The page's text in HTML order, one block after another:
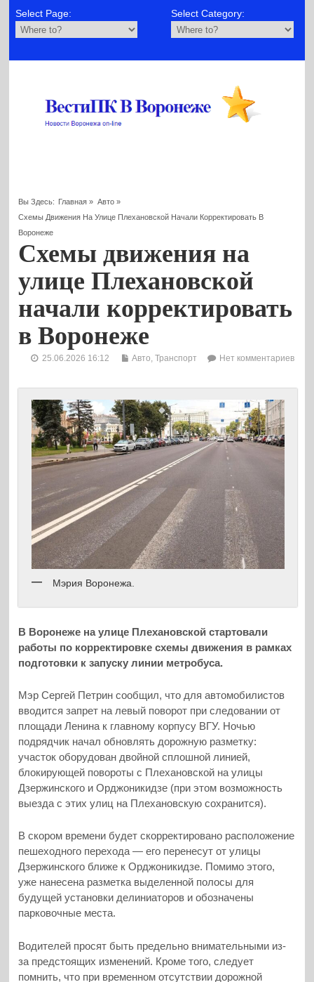
Select Page: Select Category:
Вы Здесь: Главная » Авто»
Схемы Движения На Улице Плехановской Начали Корректировать В
Воронеже
Схемы движения на
улице Плехановской
начали корректировать
в Воронеже
25.06.2026 16:12 Авто ,Транспорт Нет комментариев
Мэрия Воронежа.
В Воронеже на улице Плехановской стартовали
работы по корректировке схемы движения в рамках
подготовки к запуску линии метробуса.
Мэр Сергей Петрин сообщил, что для автомобилистов
вводится запрет на левый поворот при следовании от
площади Ленина к главному корпусу ВГУ. Ночью
подрядчик начал обновлять дорожную разметку:
участок оборудован двойной сплошной линией,
блокирующей повороты с Плехановской на улицы
Дзержинского и Орджоникидзе (при этом возможность
выезда с этих улиц на Плехановскую сохранится).
В скором времени будет скорректировано расположение
пешеходного перехода — его перенесут от улицы
Дзержинского ближе к Орджоникидзе. Помимо этого,
уже нанесена разметка выделенной полосы для
будущей установки делиниаторов и обозначены
парковочные места.
Водителей просят быть предельно внимательными из-
за предстоящих изменений. Кроме того, следует
помнить, что при временном отсутствии дорожной